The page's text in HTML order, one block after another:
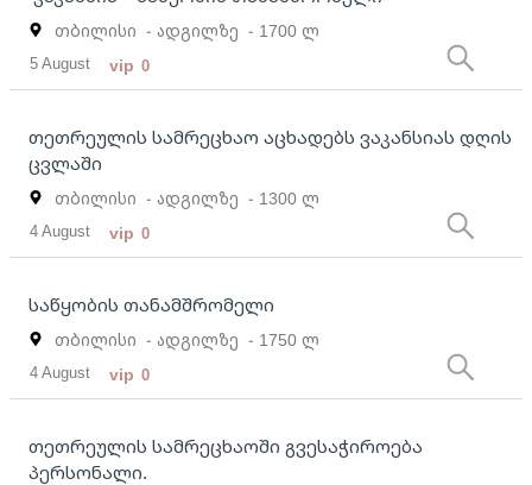
თბილისი - ადგილზე - 1700 ლ
5 August vip 0
თეთრეულის სამრეცხაო აცხადებს ვაკანსიას დღის
ცვლაში
თბილისი - ადგილზე - 1300 ლ
4 August vip 0
საწყობის თანამშრომელი
თბილისი - ადგილზე - 1750 ლ
4 August vip 0
თეთრეულის სამრეცხაოში გვესაჭიროება
პერსონალი.